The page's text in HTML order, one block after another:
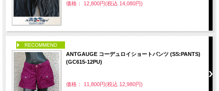
価格： 12,800円(税込 14,080円)
ANTGAUGE コーデュロイショートパンツ (SS:PANTS)
(GC615-12PU)
価格： 11,800円(税込 12,980円)